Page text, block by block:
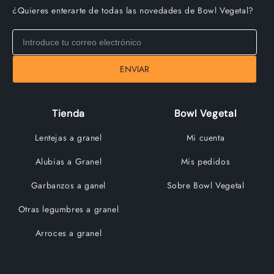
¿Quieres enterarte de todas las novedades de Bowl Vegetal?
ENVIAR
Tienda
Lentejas a granel
Alubias a Granel
Garbanzos a ganel
Otras legumbres a granel
Arroces a granel
Bowl Vegetal
Mi cuenta
Mis pedidos
Sobre Bowl Vegetal